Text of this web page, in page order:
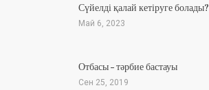
Сүйелді қалай кетіруге болады?
Май 6, 2023
Отбасы – тәрбие бастауы
Сен 25, 2019